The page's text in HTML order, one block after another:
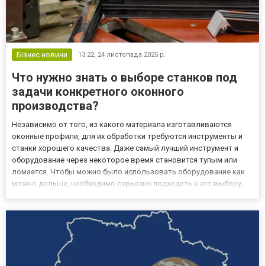
Бізнес новини 13:22, 24 листопада 2025 р.
Что нужно знать о выборе станков под
задачи конкретного оконного
производства?
Независимо от того, из какого материала изготавливаются
оконные профили, для их обработки требуются инструменты и
станки хорошего качества. Даже самый лучший инструмент и
оборудование через некоторое время становится тупым или
ломается. Чтобы можно было использовать оборудование как
можно дольше, необходимо серьезно подходить к его выбору,